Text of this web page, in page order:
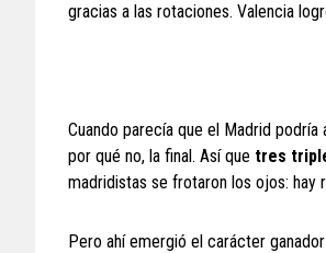
gracias a las rotaciones. Valencia
Cuando parecía que el Madrid
por qué no, la final. Así que tres
madridistas se frotaron los ojos: hay
Pero ahí emergió el carácter